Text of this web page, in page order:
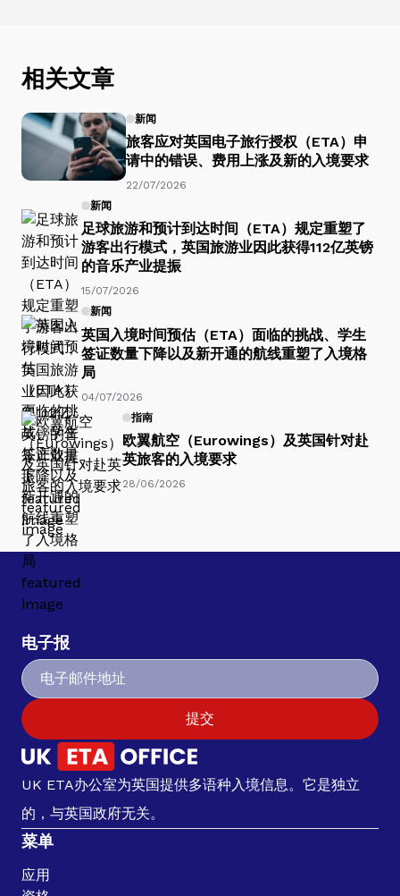
相关文章
新闻
旅客应对英国电子旅行授权（ETA）申
请中的错误、费用上涨及新的入境要求
22/07/2026
新闻
足球旅游和预计到达时间（ETA）规定重塑了
游客出行模式，英国旅游业因此获得112亿英镑
的音乐产业提振
15/07/2026
新闻
英国入境时间预估（ETA）面临的挑战、学生
签证数量下降以及新开通的航线重塑了入境格
局
04/07/2026
指南
欧翼航空（Eurowings）及英国针对赴
英旅客的入境要求
28/06/2026
电子报
提交
UK ETA办公室为英国提供多语种入境信息。它是独立
的，与英国政府无关。
菜单
应用